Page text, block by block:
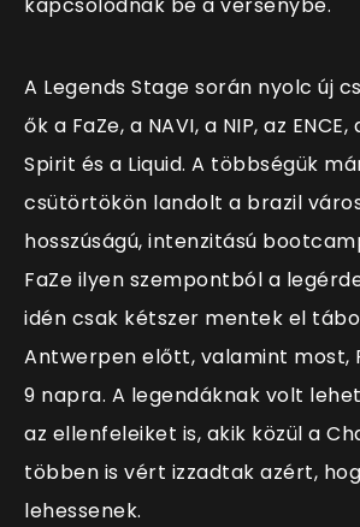
kapcsolódnak be a versenybe.
A Legends Stage során nyolc új
ők a FaZe, a NAVI, a NIP, az
Spirit és a Liquid. A többségük
csütörtökön landolt a brazil
hosszúságú, intenzitású
FaZe ilyen szempontból a
idén csak kétszer mentek el
Antwerpen előtt, valamint most,
9 napra. A legendáknak volt
az ellenfeleiket is, akik közül a
többen is vért izzadtak azért,
lehessenek.